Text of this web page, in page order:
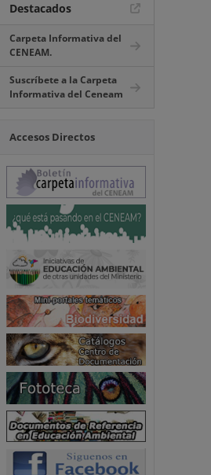
Destacados
Carpeta Informativa del
CENEAM.
Suscríbete a la Carpeta
Informativa del Ceneam
Accesos Directos